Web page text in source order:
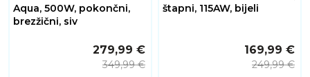
Aqua, 500W, pokončni,
brezžični, siv
279,99 €
349,99 €
štapni, 115AW, bijeli
169,99 €
249,99 €